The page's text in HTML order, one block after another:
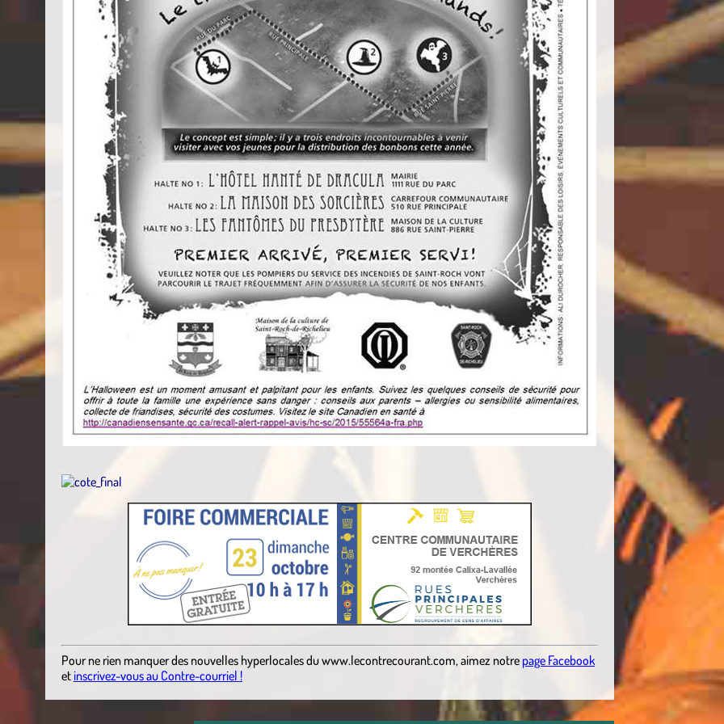
.
Pour ne rien manquer des nouvelles hyperlocales duwww.lecontrecourant.com, aimez notre page Facebook
etinscrivez-vous au Contre-courriel !